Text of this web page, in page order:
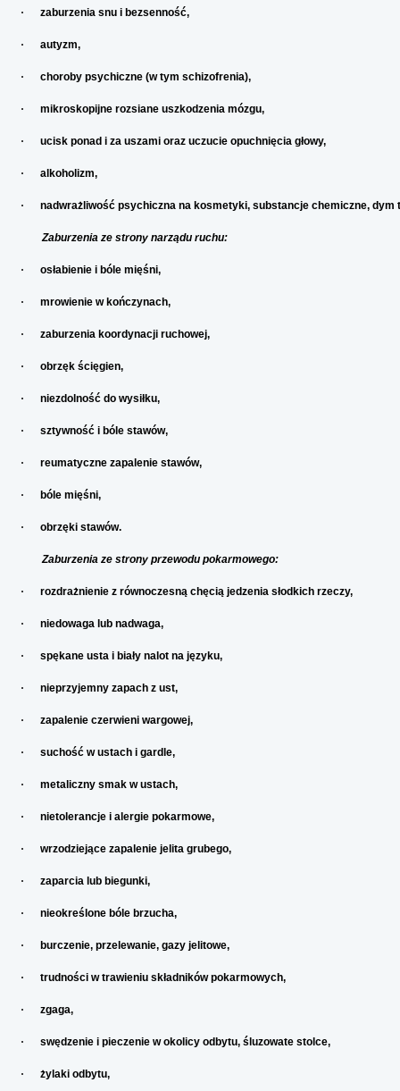
· zaburzenia snu i bezsenność,
· autyzm,
· choroby psychiczne (w tym schizofrenia),
· mikroskopijne rozsiane uszkodzenia mózgu,
· ucisk ponad i za uszami oraz uczucie opuchnięcia głowy,
· alkoholizm,
· nadwrażliwość psychiczna na kosmetyki, substancje chemiczne, dym
Zaburzenia ze strony narządu ruchu:
· osłabienie i bóle mięśni,
· mrowienie w kończynach,
· zaburzenia koordynacji ruchowej,
· obrzęk ścięgien,
· niezdolność do wysiłku,
· sztywność i bóle stawów,
· reumatyczne zapalenie stawów,
· bóle mięśni,
· obrzęki stawów.
Zaburzenia ze strony przewodu pokarmowego:
· rozdrażnienie z równoczesną chęcią jedzenia słodkich rzeczy,
· niedowaga lub nadwaga,
· spękane usta i biały nalot na języku,
· nieprzyjemny zapach z ust,
· zapalenie czerwieni wargowej,
· suchość w ustach i gardle,
· metaliczny smak w ustach,
· nietolerancje i alergie pokarmowe,
· wrzodziejące zapalenie jelita grubego,
· zaparcia lub biegunki,
· nieokreślone bóle brzucha,
· burczenie, przelewanie, gazy jelitowe,
· trudności w trawieniu składników pokarmowych,
· zgaga,
· swędzenie i pieczenie w okolicy odbytu, śluzowate stolce,
· żylaki odbytu,